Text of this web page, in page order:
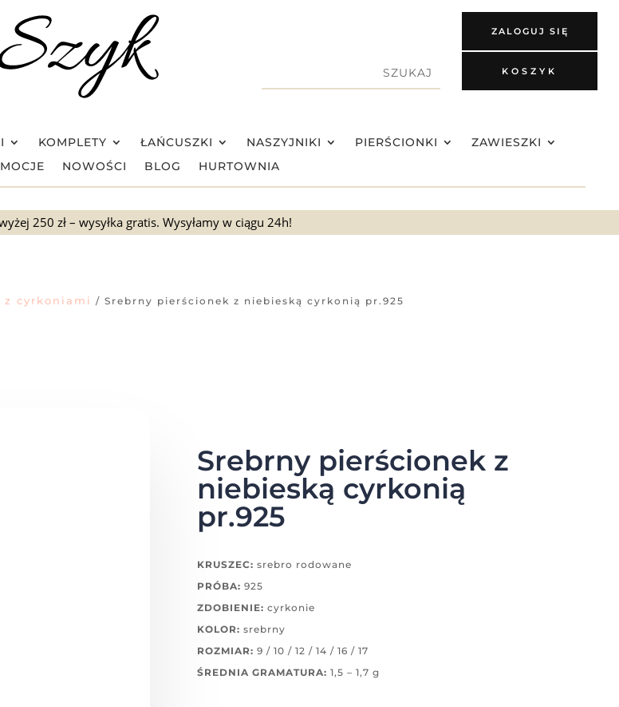
ZALOGUJ SIĘ
KOSZYK
KOMPLETY ŁAŃCUSZKI NASZYJNIKI PIERŚCIONKI
ZAWIESZKI
NOWOŚCI BLOG HURTOWNIA
250 zł – wysyłka gratis. Wysyłamy w ciągu 24h!
cyrkoniami / Srebrny pierścionek z niebieską cyrkonią pr.925
Srebrny pierścionek z
niebieską cyrkonią
pr.925
KRUSZEC: srebro rodowane
PRÓBA: 925
ZDOBIENIE: cyrkonie
KOLOR: srebrny
ROZMIAR: 9 / 10 / 12 / 14 / 16 / 17
ŚREDNIA GRAMATURA: 1,5 – 1,7 g